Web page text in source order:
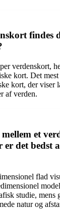
findes
verdenskort,
kort. Det mest
kort, der viser
af verden.
et
er det bedst
flad
studie, mens
natur og